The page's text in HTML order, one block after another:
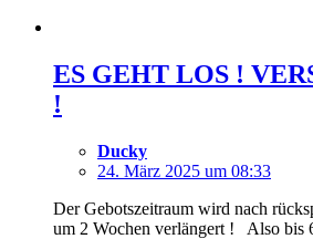
ES GEHT LOS !
!
Ducky
24. März 2025 um 08:33
Der Gebotszeitraum wird nach
um 2 Wochen verlängert ! Also bis